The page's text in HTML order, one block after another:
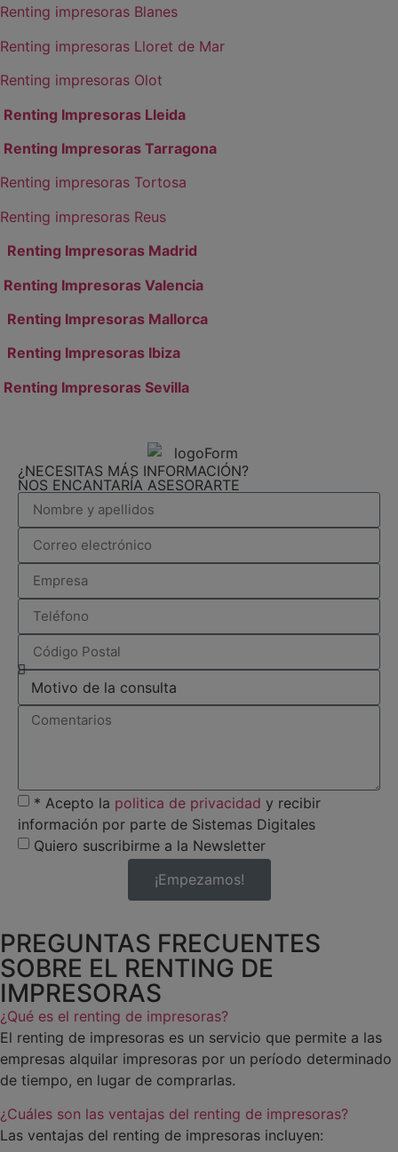
Renting impresoras Blanes
Renting impresoras Lloret de Mar
Renting impresoras Olot
Renting Impresoras Lleida
Renting Impresoras Tarragona
Renting impresoras Tortosa
Renting impresoras Reus
Renting Impresoras Madrid
Renting Impresoras Valencia
Renting Impresoras Mallorca
Renting Impresoras Ibiza
Renting Impresoras Sevilla
¿NECESITAS MÁS INFORMACIÓN?
NOS ENCANTARÍA ASESORARTE
* Acepto la politica de privacidad y recibir
información por parte de Sistemas Digitales
Quiero suscribirme a la Newsletter
¡Empezamos!
PREGUNTAS FRECUENTES
SOBRE EL RENTING DE
IMPRESORAS
¿Qué es el renting de impresoras?
El renting de impresoras es un servicio que permite a las
empresas alquilar impresoras por un período determinado
de tiempo, en lugar de comprarlas.
¿Cuáles son las ventajas del renting de impresoras?
Las ventajas del renting de impresoras incluyen: